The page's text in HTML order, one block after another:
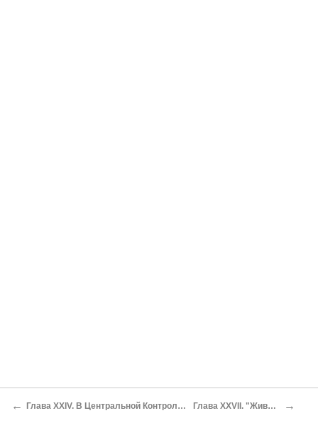
← Глава XXIV. В Центральной Контрольной Комиссии Глава XXVII. "Живой" помер →